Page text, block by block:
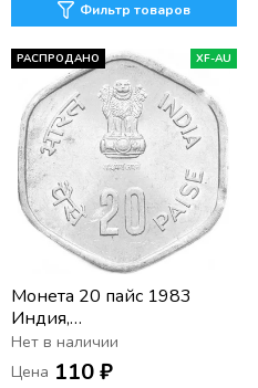
Фильтр товаров
РАСПРОДАНО XF-AU
Монета 20 пайс 1983
Индия,
Продовольственная
программа - ФАО
Нет в наличии
Цена 110 ₽